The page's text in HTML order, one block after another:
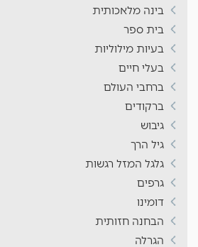
בינה מלאכותית
בית ספר
בעיות מילוליות
בעלי חיים
ברחבי העולם
ברקודים
גיבוש
גיל הרך
גלגל המזל רגשות
גרפים
דומינו
הבחנה חזותית
הגרלה